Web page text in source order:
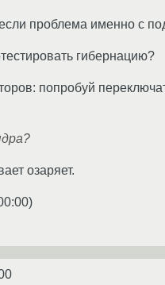
проблема именно с
гибернацию?
попробуй
озаряет.
)